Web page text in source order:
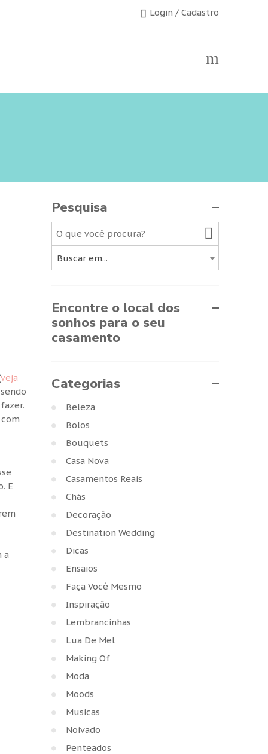
Login / Cadastro
veja
E
a
Pesquisa
Buscar em...
Encontre o local dos
sonhos para o seu
casamento
Categorias
Beleza
Bolos
Bouquets
Casa Nova
Casamentos Reais
Chás
Decoração
Destination Wedding
Dicas
Ensaios
Faça Você Mesmo
Inspiração
Lembrancinhas
Lua De Mel
Making Of
Moda
Moods
Musicas
Noivado
Penteados